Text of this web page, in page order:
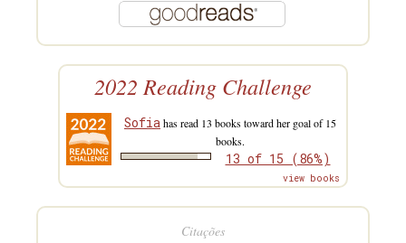
2022 Reading Challenge
Sofiahas read 13 books toward her goal of 15
books.
13 of 15 (86%)
view books
Citações